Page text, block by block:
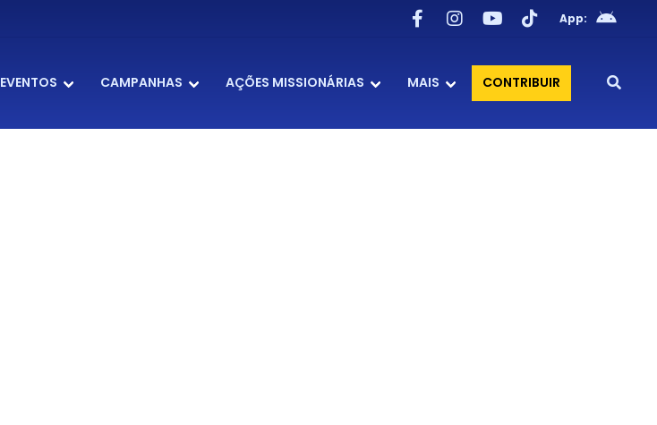
App:
EVENTOS CAMPANHAS AÇÕES MISSIONÁRIAS MAIS CONTRIBUIR